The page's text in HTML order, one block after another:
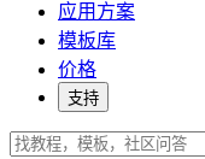
应用方案
模板库
价格
支持